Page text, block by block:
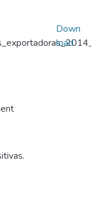
Down
load